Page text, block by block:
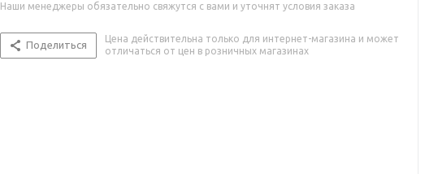
Наши менеджеры обязательно свяжутся с вами и уточнят условия заказа
Поделиться
Цена действительна только для интернет-магазина и может
отличаться от цен в розничных магазинах